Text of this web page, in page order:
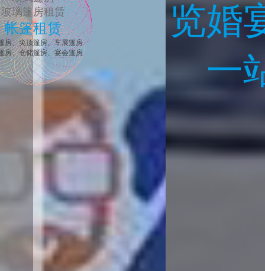
览婚宴帐篷搭建
一站式服务
定西型材篷房租赁 - 定西铝合金篷房搭建 - 定西帐
篷租赁 - 定西白色帐篷出租